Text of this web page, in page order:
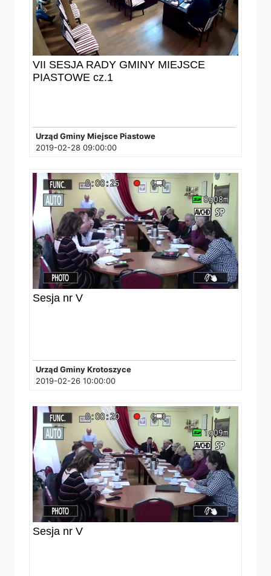
VII SESJA RADY GMINY MIEJSCE
PIASTOWE cz.1
Urząd Gminy Miejsce Piastowe
2019-02-28 09:00:00
Sesja nr V
Urząd Gminy Krotoszyce
2019-02-26 10:00:00
Sesja nr V